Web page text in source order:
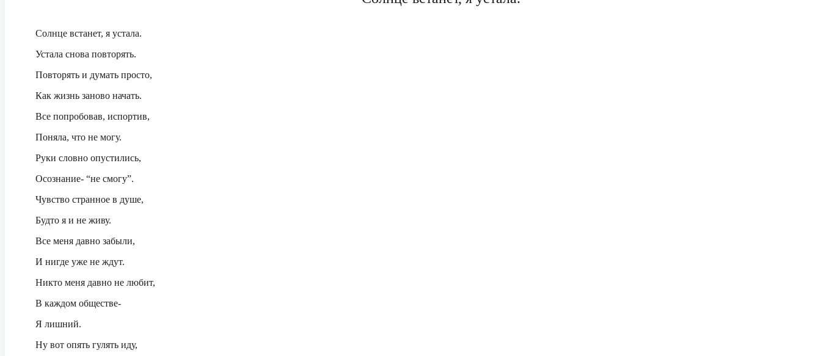
Солнце встанет, я устала.
Устала снова повторять.
Повторять и думать просто,
Как жизнь заново начать.
Все попробовав, испортив,
Поняла, что не могу.
Руки словно опустились,
Осознание- “не смогу”.
Чувство странное в душе,
Будто я и не живу.
Все меня давно забыли,
И нигде уже не ждут.
Никто меня давно не любит,
В каждом обществе-
Я лишний.
Ну вот опять гулять иду,